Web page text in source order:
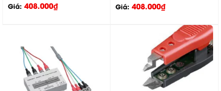
Giá: 408.000₫ Giá: 408.000₫